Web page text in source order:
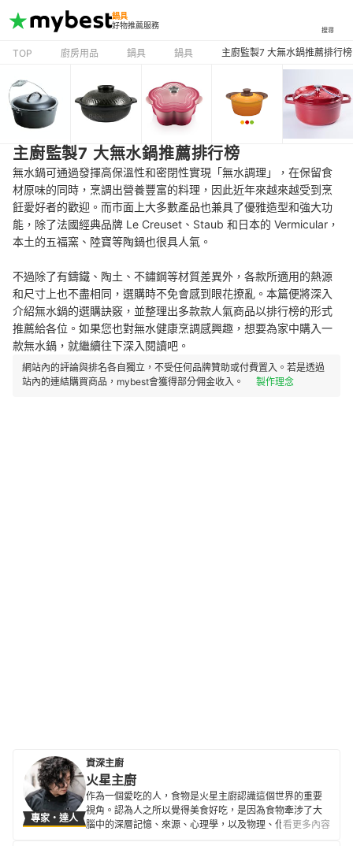
鍋具
好物推薦服務
搜尋
TOP 廚房用品 鍋具 鍋具 主廚監製7 大無水鍋推薦排行榜
主廚監製7 大無水鍋推薦排行榜
無水鍋可通過發揮高保溫性和密閉性實現「無水調理」，在保留食
材原味的同時，烹調出營養豐富的料理，因此近年來越來越受到烹
飪愛好者的歡迎。而市面上大多數產品也兼具了優雅造型和強大功
能，除了法國經典品牌 Le Creuset、Staub 和日本的 Vermicular，
本土的五福窯、陸寶等陶鍋也很具人氣。
不過除了有鑄鐵、陶土、不鏽鋼等材質差異外，各款所適用的熱源
和尺寸上也不盡相同，選購時不免會感到眼花撩亂。本篇便將深入
介紹無水鍋的選購訣竅，並整理出多款款人氣商品以排行榜的形式
推薦給各位。如果您也對無水健康烹調感興趣，想要為家中購入一
款無水鍋，就繼續往下深入閱讀吧。
網站內的評論與排名各自獨立，不受任何品牌贊助或付費置入。若是透過
站內的連結購買商品，mybest會獲得部分佣金收入。
製作理念
專家・達人
資深主廚
火星主廚
作為一個愛吃的人，食物是火星主廚認識這個世界的重要
視角。認為人之所以覺得美食好吃，是因為食物牽涉了大
腦中的深層記憶、來源、心理學，以及物理、化學的變化
看更多內容